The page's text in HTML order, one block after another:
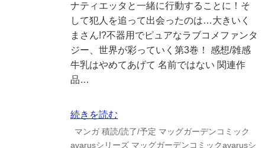
ナティエッタと一緒に行動することに！そ
して犯人を追って出会ったのは…大きいく
まさん!?不器用でピュアなラブコメファンタ
ジー、世界が彩っていく第3巻！ 感想/雑感
牛乳はやめてあげて 名前ではない 関連作
品…
続きを読む
マンガ 積読/読了/予定 マッグガーデンコミック
avarusシリーズ マッグガーデンコミックavarusシ